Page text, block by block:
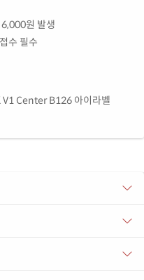
원 발생
수 필수
V1 Center B126 아이라벨